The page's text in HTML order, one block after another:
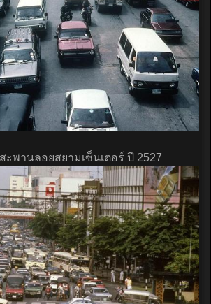
พานลอยสยามเซ็นเตอร์ ปี 2527